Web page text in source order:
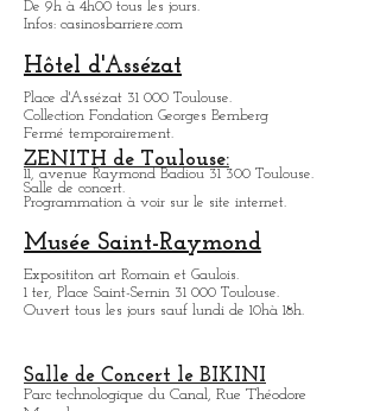
Casino Barrière:
18, chemin de la Loge 31 400 Toulouse.
De 9h à 4h00 tous les jours.
Hôtel d'Assézat
Place d'Assézat 31 000 Toulouse.
Collection Fondation Georges Bemberg
Fermé temporairement.
11, avenue Raymond Badiou 31 300 Toulouse.
Salle de concert.
Musée Saint-Raymond
Ouvert tous les jours sauf lundi de 10hà 18h.